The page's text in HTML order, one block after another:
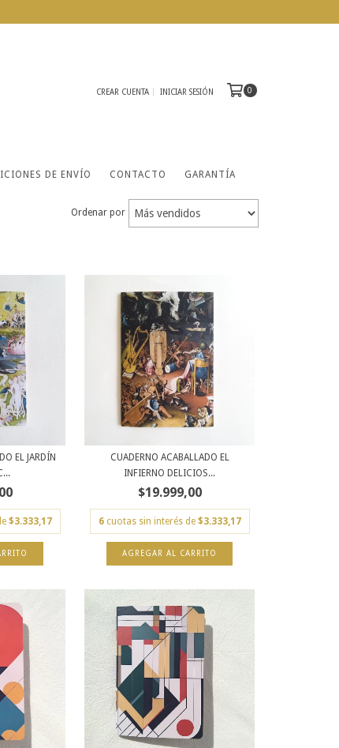
CREAR CUENTA INICIAR SESIÓN 0
DE ENVÍO CONTACTO GARANTÍA
Ordenar por
EL JARDÍN
$3.333,17
CUADERNO ACABALLADO EL
INFIERNO DELICIOS...
$19.999,00
6 cuotas sin interés de $3.333,17